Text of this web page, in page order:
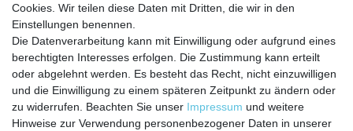
Cookies. Wir teilen diese Daten mit Dritten, die wir in den
Einstellungen benennen.
Die Datenverarbeitung kann mit Einwilligung oder aufgrund eines
berechtigten Interesses erfolgen. Die Zustimmung kann erteilt
oder abgelehnt werden. Es besteht das Recht, nicht einzuwilligen
und die Einwilligung zu einem späteren Zeitpunkt zu ändern oder
zu widerrufen. Beachten Sie unser Impressum und weitere
Hinweise zur Verwendung personenbezogener Daten in unserer
Versandkosten
Batterierücknahmeverordnung
Kostenloser Newsletter
E-MAIL **
Newsletter
Honig
Daten­schutz­erklärung
Einwilligung kann ich jederzeit widerrufen.**